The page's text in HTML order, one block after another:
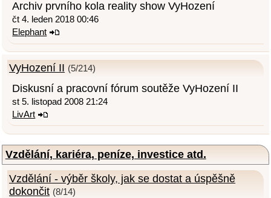
Archiv prvního kola reality show VyHození
čt 4. leden 2018 00:46
Elephant
VyHození II (5/214)
Diskusní a pracovní fórum soutěže VyHození II
st 5. listopad 2008 21:24
LivArt
Vzdělání, kariéra, peníze, investice atd.
Vzdělání - výběr školy, jak se dostat a úspěšně
dokončit (8/14)